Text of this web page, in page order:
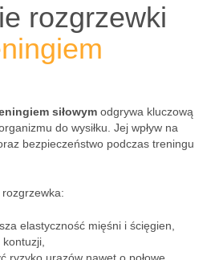
rozgrzewki
siłowym odgrywa kluczową
do wysiłku. Jej wpływ na
bezpieczeństwo podczas treningu
elastyczność mięśni i ścięgien,